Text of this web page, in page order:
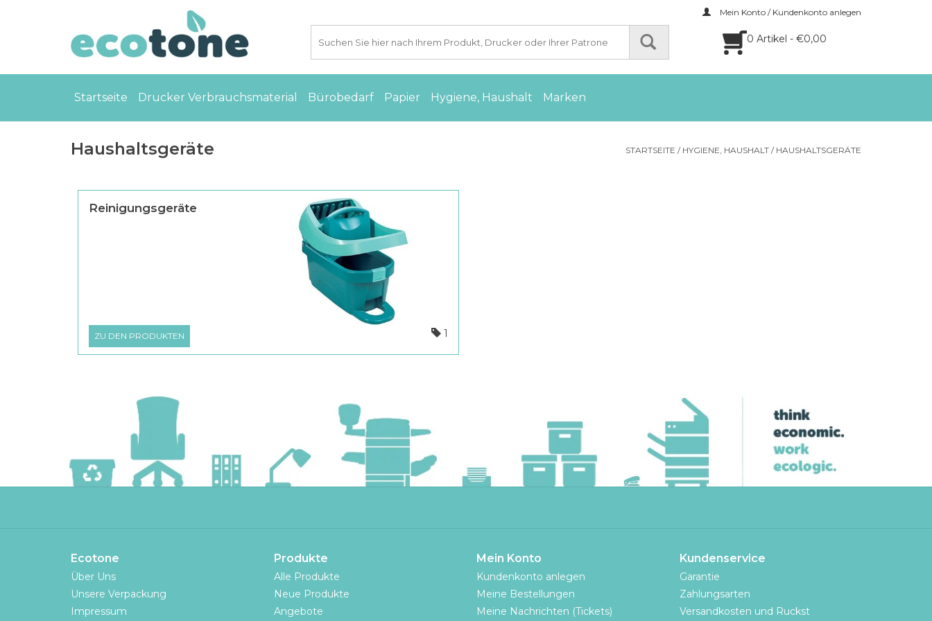
Mein Konto / Kundenkonto anlegen
0 Artikel - €0,00
Startseite Drucker Verbrauchsmaterial Bürobedarf Papier Hygiene, Haushalt Marken
Haushaltsgeräte STARTSEITE / HYGIENE, HAUSHALT / HAUSHALTSGERÄTE
Reinigungsgeräte
ZU DEN PRODUKTEN 1
Ecotone
Über Uns
Unsere Verpackung
Impressum
Produkte
Alle Produkte
Neue Produkte
Angebote
Mein Konto
Kundenkonto anlegen
Meine Bestellungen
Meine Nachrichten (Tickets)
Kundenservice
Garantie
Zahlungsarten
Versandkosten und Ruckst